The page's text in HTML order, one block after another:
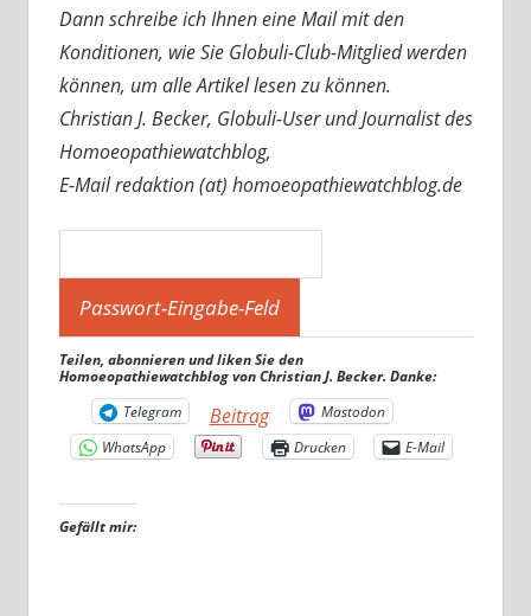
Dann schreibe ich Ihnen eine Mail mit den
Konditionen, wie Sie Globuli-Club-Mitglied werden
können, um alle Artikel lesen zu können.
Christian J. Becker, Globuli-User und Journalist des
Homoeopathiewatchblog,
E-Mail redaktion (at) homoeopathiewatchblog.de
Teilen, abonnieren und liken Sie den
Homoeopathiewatchblog von Christian J. Becker. Danke:
Telegram
Beitrag
Mastodon
WhatsApp
Drucken E-Mail
Gefällt mir: